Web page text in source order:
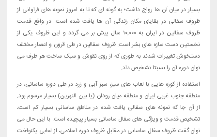
بسیار در میان آن ها رواج داشت؛ به گونه ای که تا به امروز نمونه های فراوانی از
ظروف سفالی در بقایای مکان زندگی آن ها یافت شده است. در واقع قدمت
ظروف سفالین در ایران به ۱۰,۰۰۰ سال پیش بر می گردد و این ظروف یکی از
نخستین دست سازه های بشر است. ظروف سفالین در طی قرون و اعصار مختلف
دستخوش تغییرات شدند به طوری که از روی نقوش و سبک ساخت هر ظرف می
توان دوره آن را نسبتا تشخیص داد.
استفاده از کوزه هایی با لعاب های سبز، سبز آبی و زرد در طی دوره ساسانی، در
منطقه جنوب غربی ایران و منطقه میان رودان (یا بین النهرین) بسیار مرسوم بود.
از آن جا که نمونه های سفالی یافت شده در مناطق ساسانی بسیار کم است،
تشخیص قدمت و ویژگی های سفال ساسانی بسیار پیچیده است. با این حال می
توان گفت ظروف سفال ساسانی در مقابل ظروف دوره اسلامی، از لعابی یکنواخت